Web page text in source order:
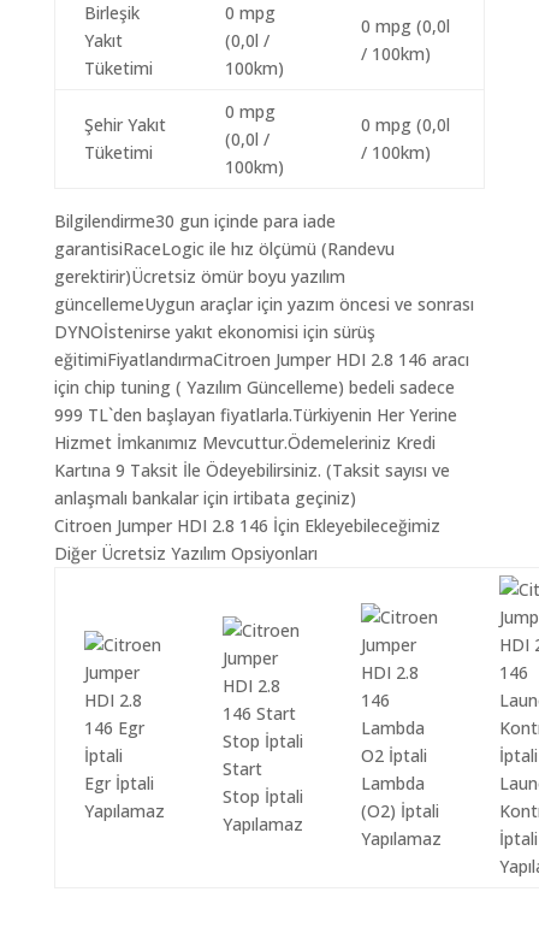
Birleşik
Yakıt
Tüketimi
0 mpg
(0,0l /
100km)
0 mpg (0,0l
/ 100km)
Şehir Yakıt
Tüketimi
0 mpg
(0,0l /
100km)
0 mpg (0,0l
/ 100km)
Bilgilendirme30 gun içinde para iade
garantisiRaceLogic ile hız ölçümü (Randevu
gerektirir)Ücretsiz ömür boyu yazılım
güncellemeUygun araçlar için yazım öncesi ve sonrası
DYNOİstenirse yakıt ekonomisi için sürüş
eğitimiFiyatlandırmaCitroen Jumper HDI 2.8 146 aracı
için chip tuning ( Yazılım Güncelleme) bedeli sadece
999 TL`den başlayan fiyatlarla.Türkiyenin Her Yerine
Hizmet İmkanımız Mevcuttur.Ödemeleriniz Kredi
Kartına 9 Taksit İle Ödeyebilirsiniz. (Taksit sayısı ve
anlaşmalı bankalar için irtibata geçiniz)
Citroen Jumper HDI 2.8 146 İçin Ekleyebileceğimiz
Diğer Ücretsiz Yazılım Opsiyonları
Egr İptali
Yapılamaz
Start
Stop İptali
Yapılamaz
Lambda
(O2) İptali
Yapılamaz
İptali